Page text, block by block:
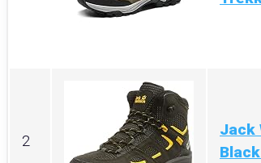
2
Jack